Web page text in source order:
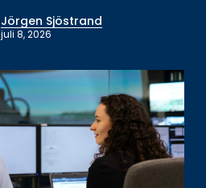
Jörgen Sjöstrand
juli 8, 2026